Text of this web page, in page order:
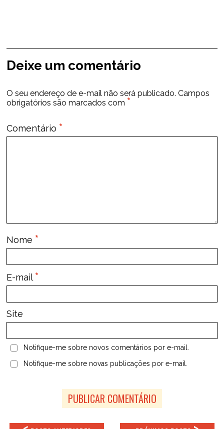
Deixe um comentário
O seu endereço de e-mail não será publicado. Campos
obrigatórios são marcados com *
Comentário *
Nome *
E-mail *
Site
Notifique-me sobre novos comentários por e-mail.
Notifique-me sobre novas publicações por e-mail.